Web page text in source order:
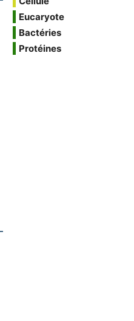
Eucaryote
Bactéries
Protéines